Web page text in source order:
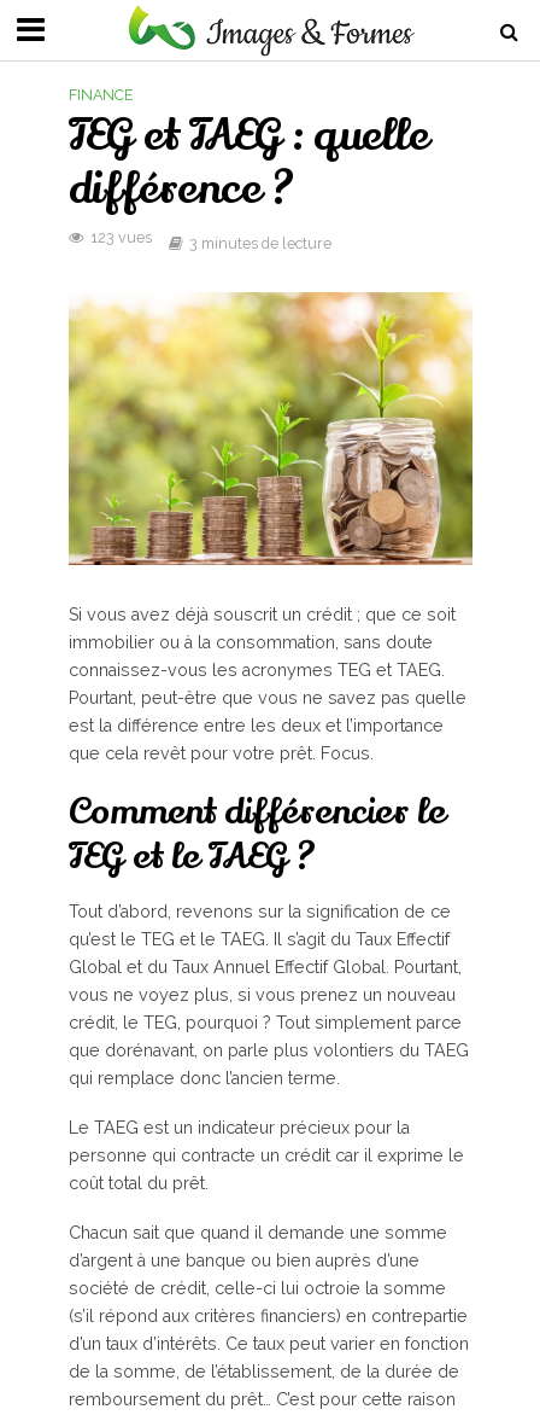
FINANCE
TEG et TAEG : quelle
différence ?
123 vues 3 minutes de lecture
Si vous avez déjà souscrit un crédit ; que ce soit
immobilier ou à la consommation, sans doute
connaissez-vous les acronymes TEG et TAEG.
Pourtant, peut-être que vous ne savez pas quelle
est la différence entre les deux et l’importance
que cela revêt pour votre prêt. Focus.
Comment différencier le
TEG et le TAEG ?
Tout d’abord, revenons sur la signification de ce
qu’est le TEG et le TAEG. Il s’agit du Taux Effectif
Global et du Taux Annuel Effectif Global. Pourtant,
vous ne voyez plus, si vous prenez un nouveau
crédit, le TEG, pourquoi ? Tout simplement parce
que dorénavant, on parle plus volontiers du TAEG
qui remplace donc l’ancien terme.
Le TAEG est un indicateur précieux pour la
personne qui contracte un crédit car il exprime le
coût total du prêt.
Chacun sait que quand il demande une somme
d’argent à une banque ou bien auprès d’une
société de crédit, celle-ci lui octroie la somme
(s’il répond aux critères financiers) en contrepartie
d’un taux d’intérêts. Ce taux peut varier en fonction
de la somme, de l’établissement, de la durée de
remboursement du prêt… C’est pour cette raison